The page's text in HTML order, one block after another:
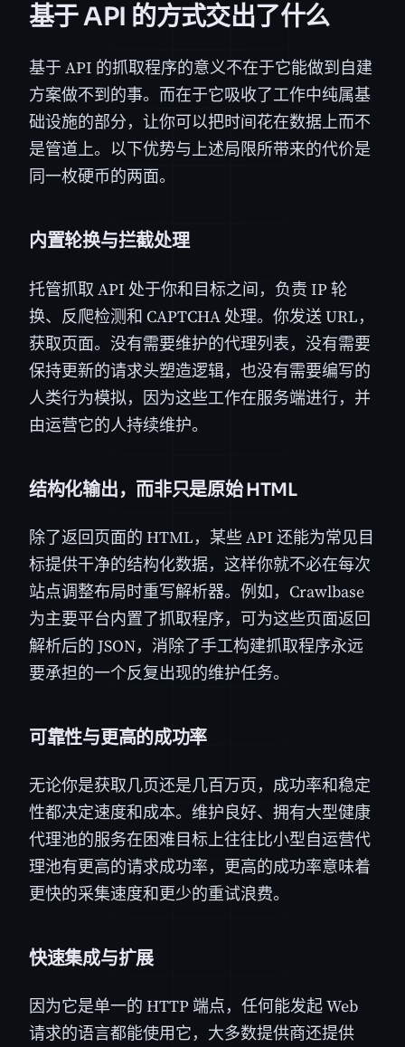
基于 API 的方式交出了什么
基于 API 的抓取程序的意义不在于它能做到自建
方案做不到的事。而在于它吸收了工作中纯属基
础设施的部分，让你可以把时间花在数据上而不
是管道上。以下优势与上述局限所带来的代价是
同一枚硬币的两面。
内置轮换与拦截处理
托管抓取 API 处于你和目标之间，负责 IP 轮
换、反爬检测和 CAPTCHA 处理。你发送 URL，
获取页面。没有需要维护的代理列表，没有需要
保持更新的请求头塑造逻辑，也没有需要编写的
人类行为模拟，因为这些工作在服务端进行，并
由运营它的人持续维护。
结构化输出，而非只是原始 HTML
除了返回页面的 HTML，某些 API 还能为常见目
标提供干净的结构化数据，这样你就不必在每次
站点调整布局时重写解析器。例如，Crawlbase
为主要平台内置了抓取程序，可为这些页面返回
解析后的 JSON，消除了手工构建抓取程序永远
要承担的一个反复出现的维护任务。
可靠性与更高的成功率
无论你是获取几页还是几百万页，成功率和稳定
性都决定速度和成本。维护良好、拥有大型健康
代理池的服务在困难目标上往往比小型自运营代
理池有更高的请求成功率，更高的成功率意味着
更快的采集速度和更少的重试浪费。
快速集成与扩展
因为它是单一的 HTTP 端点，任何能发起 Web
请求的语言都能使用它，大多数提供商还提供